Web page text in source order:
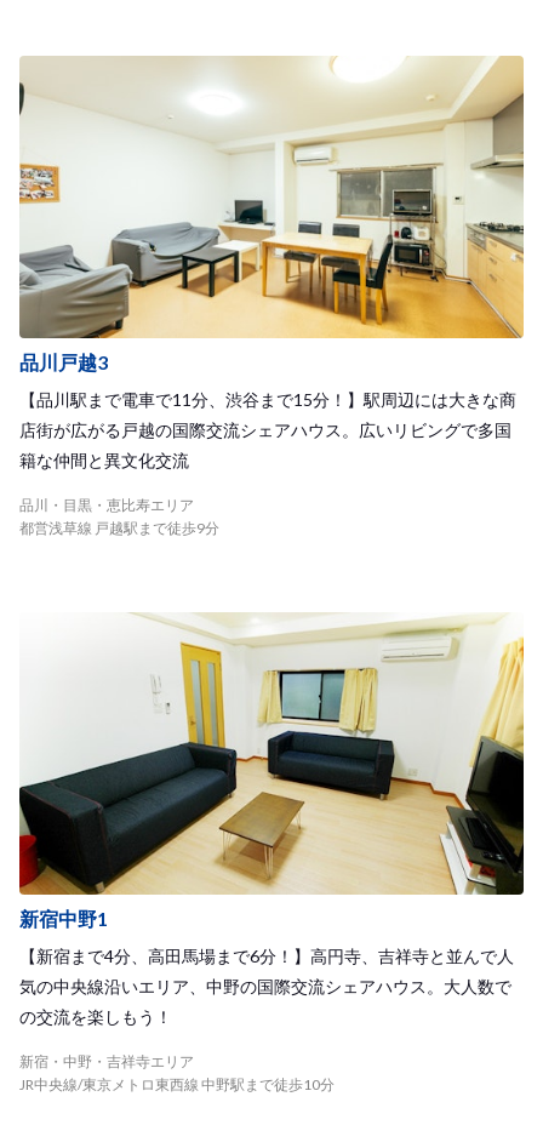
品川戸越3
【品川駅まで電車で11分、渋谷まで15分！】駅周辺には大きな商
店街が広がる戸越の国際交流シェアハウス。広いリビングで多国
籍な仲間と異文化交流
品川・目黒・恵比寿エリア
都営浅草線 戸越駅まで徒歩9分
新宿中野1
【新宿まで4分、高田馬場まで6分！】高円寺、吉祥寺と並んで人
気の中央線沿いエリア、中野の国際交流シェアハウス。大人数で
の交流を楽しもう！
新宿・中野・吉祥寺エリア
JR中央線/東京メトロ東西線 中野駅まで徒歩10分